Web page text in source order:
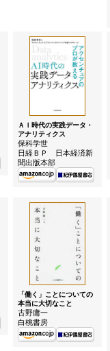
ＡＩ時代の実践データ・
アナリティクス
保科学世
日経ＢＰ 日本経済新
聞出版本部
「働く」ことについての
本当に大切なこと
古野庸一
白桃書房